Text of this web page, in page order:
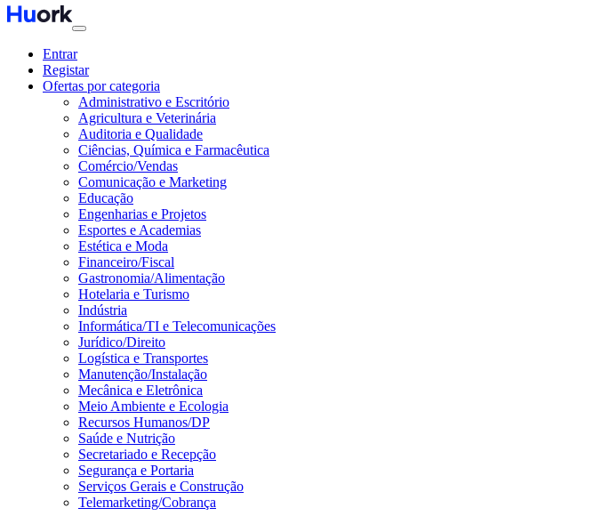
Entrar
Registar
Ofertas por categoria
Administrativo e Escritório
Agricultura e Veterinária
Auditoria e Qualidade
Ciências, Química e Farmacêutica
Comércio/Vendas
Comunicação e Marketing
Educação
Engenharias e Projetos
Esportes e Academias
Estética e Moda
Financeiro/Fiscal
Gastronomia/Alimentação
Hotelaria e Turismo
Indústria
Informática/TI e Telecomunicações
Jurídico/Direito
Logística e Transportes
Manutenção/Instalação
Mecânica e Eletrônica
Meio Ambiente e Ecologia
Recursos Humanos/DP
Saúde e Nutrição
Secretariado e Recepção
Segurança e Portaria
Serviços Gerais e Construção
Telemarketing/Cobrança